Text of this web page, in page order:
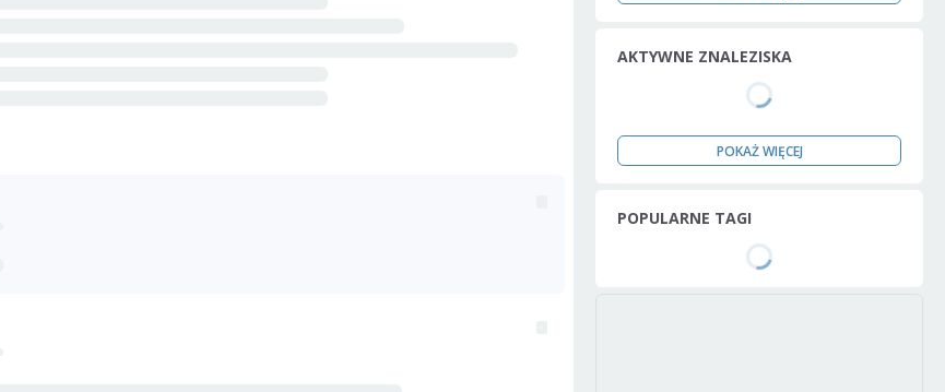
AKTYWNE ZNALEZISKA
POKAŻ WIĘCEJ
POPULARNE TAGI